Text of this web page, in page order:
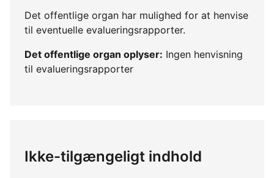
Det offentlige organ har mulighed for at henvise
til eventuelle evalueringsrapporter.
Det offentlige organ oplyser: Ingen henvisning
til evalueringsrapporter
Ikke-tilgængeligt indhold